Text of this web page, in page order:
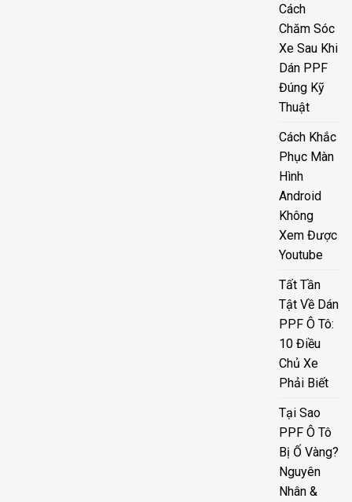
Cách
Chăm Sóc
Xe Sau Khi
Dán PPF
Đúng Kỹ
Thuật
Cách Khắc
Phục Màn
Hình
Android
Không
Xem Được
Youtube
Tất Tần
Tật Về Dán
PPF Ô Tô:
10 Điều
Chủ Xe
Phải Biết
Tại Sao
PPF Ô Tô
Bị Ố Vàng?
Nguyên
Nhân &